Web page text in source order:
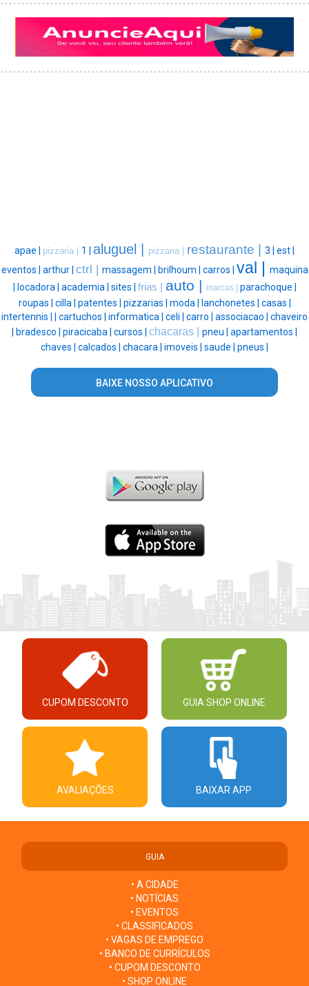
apae | pizzaria | 1 | aluguel | pizzaria | restaurante | 3 | est |
eventos | arthur | ctrl | massagem | brilhoum | carros | val |
maquina
locadora | academia | sites | frias | auto | marcas | parachoque |
roupas | cilla | patentes | pizzarias | moda | lanchonetes | casas |
intertennis |
cartuchos | informatica | celi | carro | associacao | chaveiro
bradesco | piracicaba | cursos | chacaras | pneu | apartamentos |
chaves | calcados | chacara | imoveis | saude | pneus |
BAIXE NOSSO APLICATIVO
CUPOM DESCONTO GUIA SHOP ONLINE
AVALIAÇÕES BAIXAR APP
GUIA
• A CIDADE
• NOTÍCIAS
• EVENTOS
• CLASSIFICADOS
• VAGAS DE EMPREGO
• BANCO DE CURRÍCULOS
• CUPOM DESCONTO
• SHOP ONLINE